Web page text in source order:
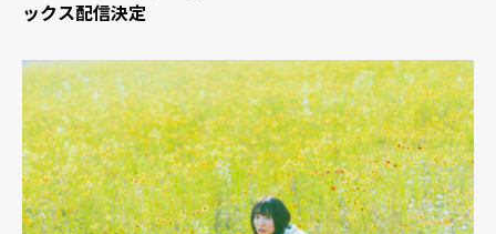
ックス配信決定